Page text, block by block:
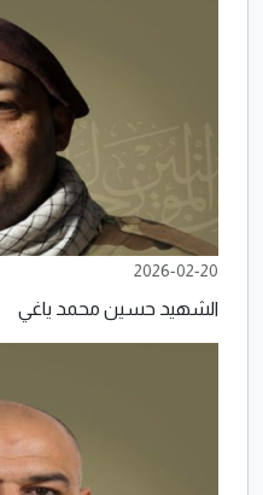
2026-02-20
الشهيد حسين محمد ياغي